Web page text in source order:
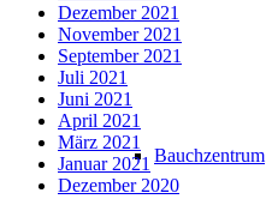
Bauchzentrum
Dezember 2021
November 2021
September 2021
Juli 2021
Juni 2021
April 2021
März 2021
Januar 2021
Dezember 2020